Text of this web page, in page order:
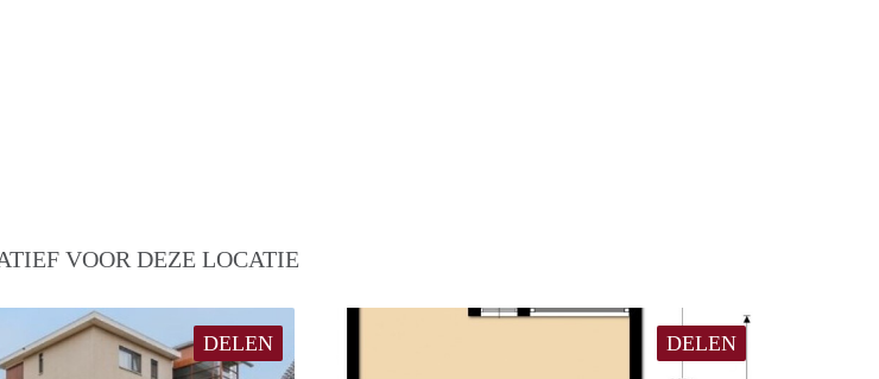
VOOR DEZE LOCATIE
DELEN DELEN